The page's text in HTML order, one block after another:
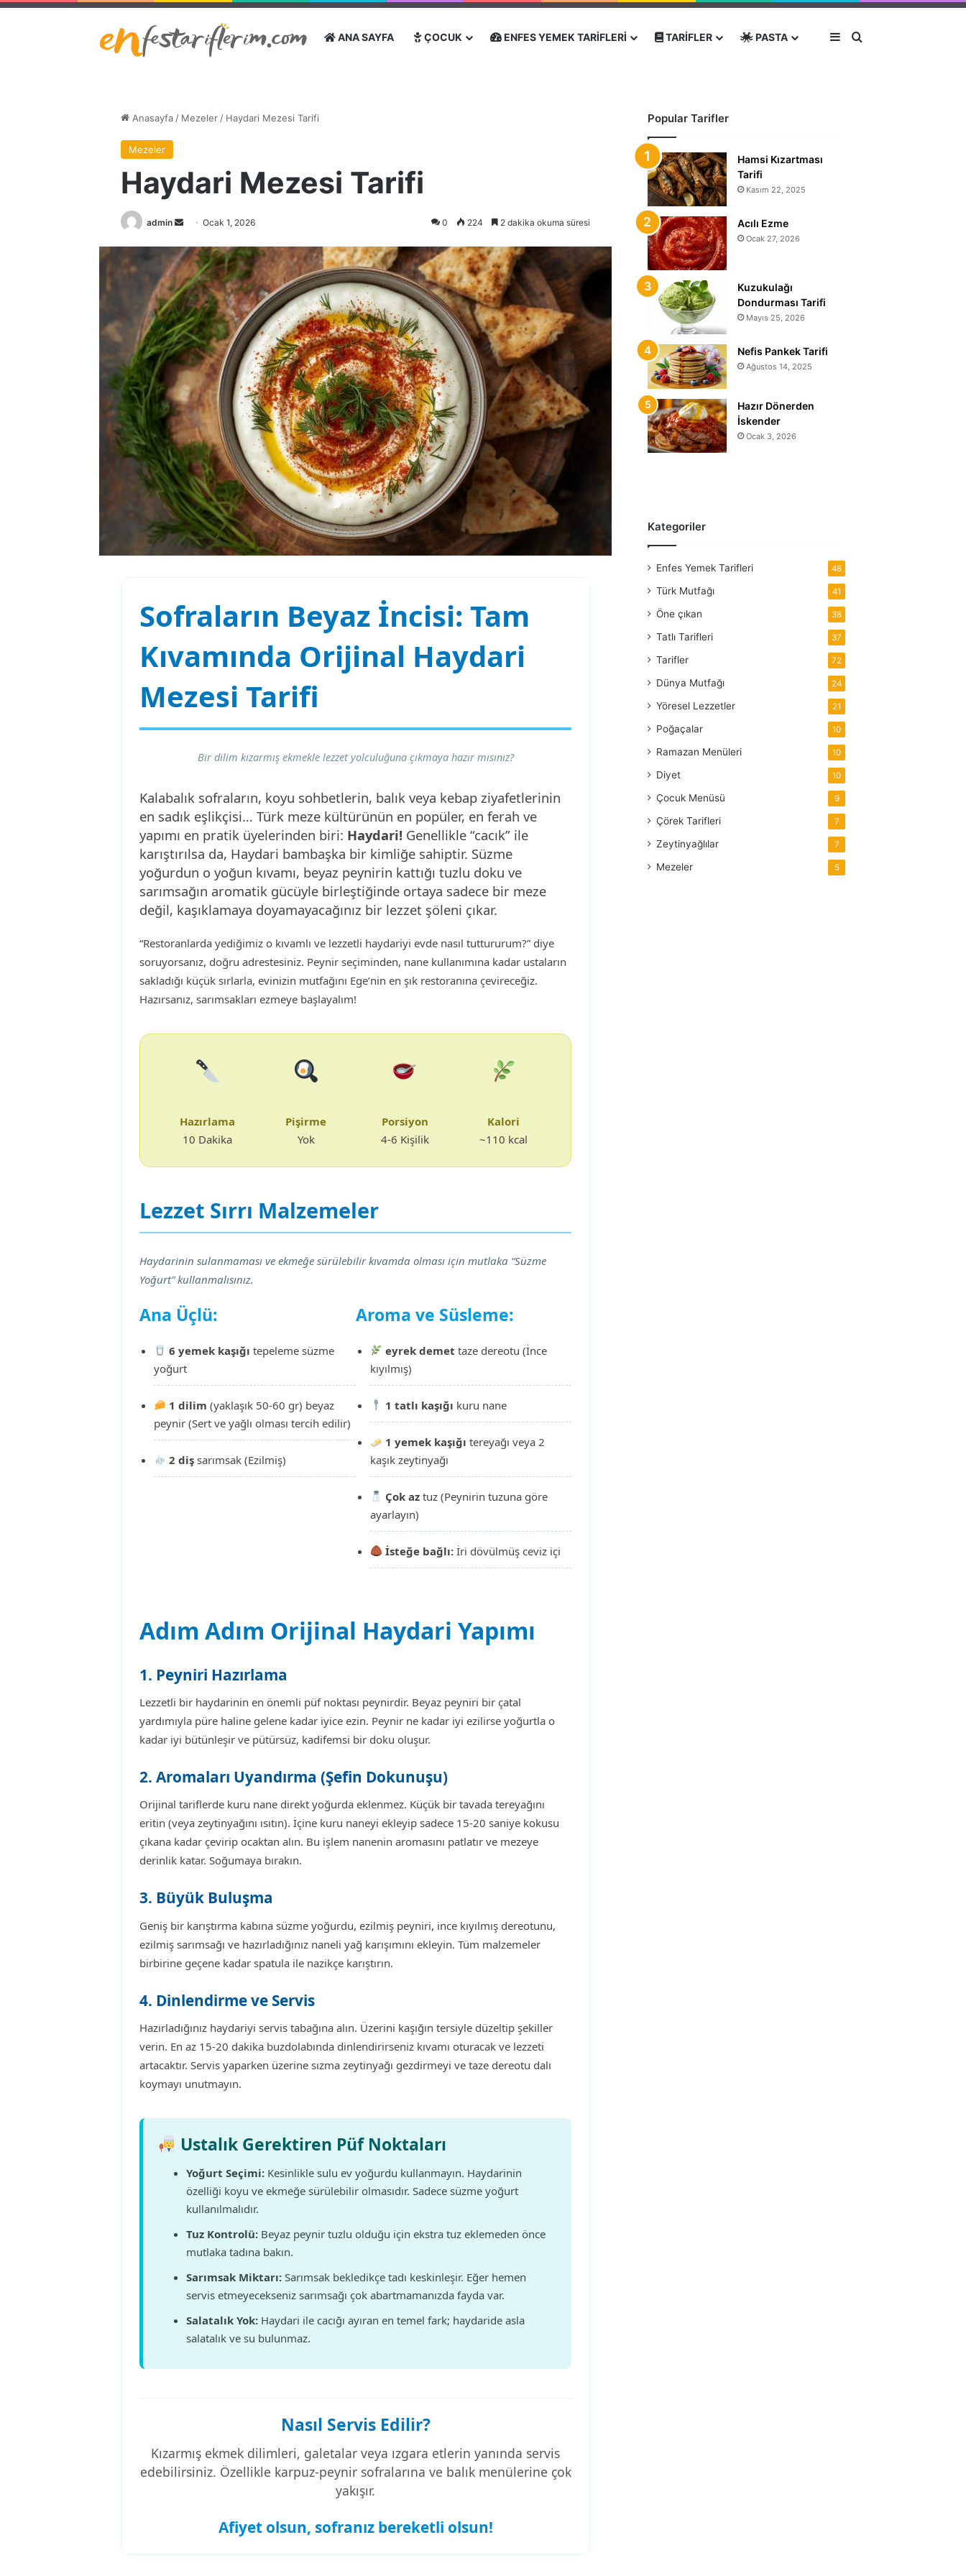
ANA SAYFA ÇOCUK ENFES YEMEK TARIFLERI TARIFLER PASTA Kenar Bölmesi
Arama yap ...
Anasayfa / Mezeler / Haydari Mezesi Tarifi
Mezeler
Haydari Mezesi Tarifi
admin
Bir
posta
göndermek
Ocak 1, 2026 0 224 2 dakika okuma süresi
Sofraların Beyaz İncisi: Tam
Kıvamında Orijinal Haydari
Mezesi Tarifi
Bir dilim kızarmış ekmekle lezzet yolculuğuna çıkmaya hazır mısınız?
Kalabalık sofraların, koyu sohbetlerin, balık veya kebap ziyafetlerinin
en sadık eşlikçisi… Türk meze kültürünün en popüler, en ferah ve
yapımı en pratik üyelerinden biri: Haydari! Genellikle “cacık” ile
karıştırılsa da, Haydari bambaşka bir kimliğe sahiptir. Süzme
yoğurdun o yoğun kıvamı, beyaz peynirin kattığı tuzlu doku ve
sarımsağın aromatik gücüyle birleştiğinde ortaya sadece bir meze
değil, kaşıklamaya doyamayacağınız bir lezzet şöleni çıkar.
“Restoranlarda yediğimiz o kıvamlı ve lezzetli haydariyi evde nasıl tuttururum?” diye
soruyorsanız, doğru adrestesiniz. Peynir seçiminden, nane kullanımına kadar ustaların
sakladığı küçük sırlarla, evinizin mutfağını Ege’nin en şık restoranına çevireceğiz.
Hazırsanız, sarımsakları ezmeye başlayalım!
Hazırlama
10 Dakika
Pişirme
Yok
Porsiyon
4-6 Kişilik
Kalori
~110 kcal
Lezzet Sırrı Malzemeler
Haydarinin sulanmaması ve ekmeğe sürülebilir kıvamda olması için mutlaka “Süzme
Yoğurt” kullanmalısınız.
Ana Üçlü:
6 yemek kaşığı tepeleme süzme
yoğurt
1 dilim (yaklaşık 50-60 gr) beyaz
peynir (Sert ve yağlı olması tercih edilir)
2 diş sarımsak (Ezilmiş)
Aroma ve Süsleme:
eyrek demet taze dereotu (İnce
kıyılmış)
1 tatlı kaşığı kuru nane
1 yemek kaşığı tereyağı veya 2
kaşık zeytinyağı
Çok aztuz (Peynirin tuzuna göre
ayarlayın)
İsteğe bağlı:İri dövülmüş ceviz içi
Adım Adım Orijinal Haydari Yapımı
1. Peyniri Hazırlama
Lezzetli bir haydarinin en önemli püf noktası peynirdir. Beyaz peyniri bir çatal
yardımıyla püre haline gelene kadar iyice ezin. Peynir ne kadar iyi ezilirse yoğurtla o
kadar iyi bütünleşir ve pütürsüz, kadifemsi bir doku oluşur.
2. Aromaları Uyandırma (Şefin Dokunuşu)
Orijinal tariflerde kuru nane direkt yoğurda eklenmez. Küçük bir tavada tereyağını
eritin (veya zeytinyağını ısıtın). İçine kuru naneyi ekleyip sadece 15-20 saniye kokusu
çıkana kadar çevirip ocaktan alın. Bu işlem nanenin aromasını patlatır ve mezeye
derinlik katar. Soğumaya bırakın.
3. Büyük Buluşma
Geniş bir karıştırma kabına süzme yoğurdu, ezilmiş peyniri, ince kıyılmış dereotunu,
ezilmiş sarımsağı ve hazırladığınız naneli yağ karışımını ekleyin. Tüm malzemeler
birbirine geçene kadar spatula ile nazikçe karıştırın.
4. Dinlendirme ve Servis
Hazırladığınız haydariyi servis tabağına alın. Üzerini kaşığın tersiyle düzeltip şekiller
verin. En az 15-20 dakika buzdolabında dinlendirirseniz kıvamı oturacak ve lezzeti
artacaktır. Servis yaparken üzerine sızma zeytinyağı gezdirmeyi ve taze dereotu dalı
koymayı unutmayın.
Ustalık Gerektiren Püf Noktaları
Yoğurt Seçimi: Kesinlikle sulu ev yoğurdu kullanmayın. Haydarinin
özelliği koyu ve ekmeğe sürülebilir olmasıdır. Sadece süzme yoğurt
kullanılmalıdır.
Tuz Kontrolü: Beyaz peynir tuzlu olduğu için ekstra tuz eklemeden önce
mutlaka tadına bakın.
Sarımsak Miktarı: Sarımsak bekledikçe tadı keskinleşir. Eğer hemen
servis etmeyecekseniz sarımsağı çok abartmamanızda fayda var.
Salatalık Yok: Haydari ile cacığı ayıran en temel fark; haydaride asla
salatalık ve su bulunmaz.
Nasıl Servis Edilir?
Kızarmış ekmek dilimleri, galetalar veya ızgara etlerin yanında servis
edebilirsiniz. Özellikle karpuz-peynir sofralarına ve balık menülerine çok
yakışır.
Afiyet olsun, sofranız bereketli olsun!
Popular Tarifler
Hamsi Kızartması
Tarifi
Kasım 22, 2025
Acılı Ezme
Ocak 27, 2026
Kuzukulağı
Dondurması Tarifi
Mayıs 25, 2026
Nefis Pankek Tarifi
Ağustos 14, 2025
Hazır Dönerden
İskender
Ocak 3, 2026
Kategoriler
Enfes Yemek Tarifleri 48
Türk Mutfağı 41
Öne çıkan 38
Tatlı Tarifleri 37
Tarifler 72
Dünya Mutfağı 24
Yöresel Lezzetler 21
Poğaçalar 10
Ramazan Menüleri 10
Diyet 10
Çocuk Menüsü 9
Çörek Tarifleri 7
Zeytinyağlılar 7
Mezeler 5